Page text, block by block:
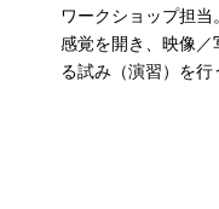
ワークショップ担
感覚を開き、映像／
る試み（演習）を行